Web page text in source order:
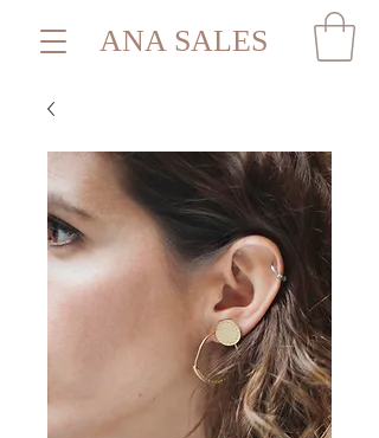
ANA SALES